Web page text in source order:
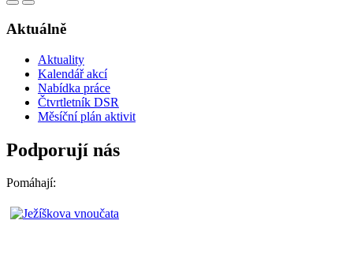
Aktuálně
Aktuality
Kalendář akcí
Nabídka práce
Čtvrtletník DSR
Měsíční plán aktivit
Podporují nás
Pomáhají: